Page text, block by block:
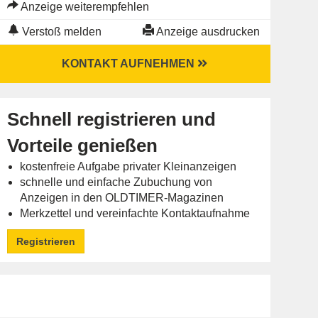
Anzeige weiterempfehlen
Verstoß melden Anzeige ausdrucken
KONTAKT AUFNEHMEN
Schnell registrieren und
Vorteile genießen
kostenfreie Aufgabe privater Kleinanzeigen
schnelle und einfache Zubuchung von
Anzeigen in den OLDTIMER-Magazinen
Merkzettel und vereinfachte Kontaktaufnahme
Registrieren